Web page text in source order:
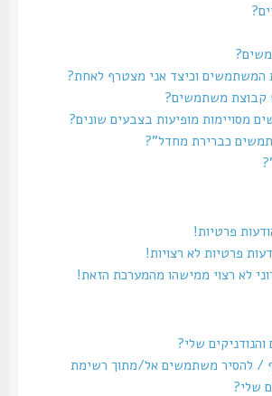
וכיצד אני מצטרף לאחת?
משתמשים?
מופיעות בצבעים שונים?
כברירת מחדל”?
פרטיות!
לא רצויות!
רצוי ממישהו מהמערכת הזאת!
שלי?
להסיר משתמשים אל/מתוך רשימת